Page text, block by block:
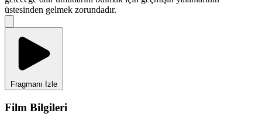
üstesinden gelmek zorundadır.
Fragmanı İzle
Film Bilgileri